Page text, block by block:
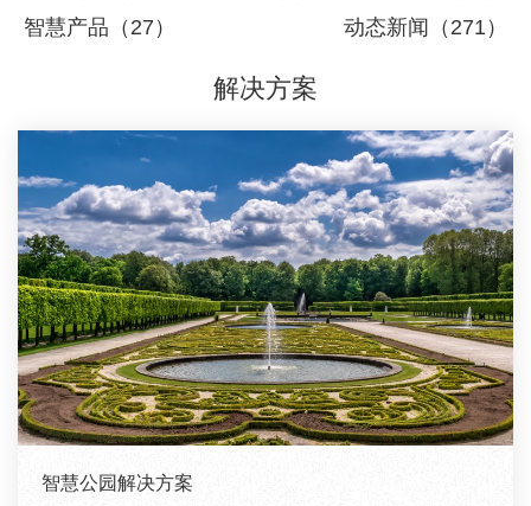
智慧产品（27）
动态新闻（271）
解决方案
智慧公园解决方案